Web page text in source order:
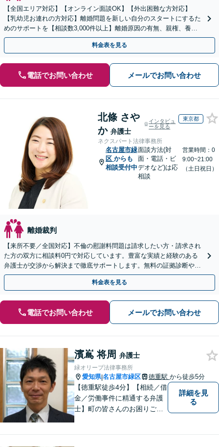
【全国エリア対応】【オンライン面談OK】【外出困難な方対応】
【乳幼児お連れの方対応】離婚問題を新しい自分のスタートにするた
めのサポートを【相談数3,000件以上】離婚原因の有無、親権、養育
費、財産分与、慰謝料請求【夜間・休日相談可】
料金表を見る
電話でお問い合わせ メールでお問い合わせ
北條 さや
か 弁護士
インタビュ
ーを見る
東京都
ネクスパート法律事務所
名古屋市緑
区 からも
相談受付中
面談方法(対
面・電話・ビ
デオなど)は応
相談
営業時間：0
9:00~21:00
（土日祝日）
離婚裁判
【来所不要／全国対応】不倫の慰謝料問題は請求したい方・請求され
た方の双方に相談料0円で対応しています。豊富な実績と経験のある
弁護士が交渉から解決まで徹底サポートします。無料の証拠診断や着
手金の返還保証もありますので安心してご相談ください。
料金表を見る
電話でお問い合わせ メールでお問い合わせ
濱嶌 将周 弁護士
緑オリーブ法律事務所
愛知県|名古屋市緑区 徳重駅 から徒歩5分
【徳重駅徒歩4分】【相続／借
金／労働事件に精通する弁護
士】町の皆さんのお困りごと
詳細を見
る